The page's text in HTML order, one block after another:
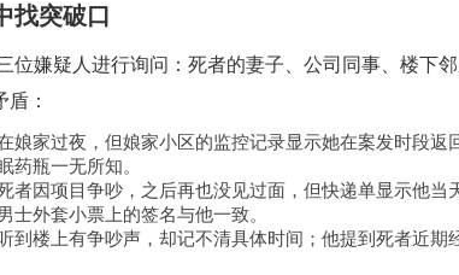
找突破口
位嫌疑人进行询问：死者的妻子、公司同事、楼下
：
娘家过夜，但娘家小区的监控记录显示她在案发时段
药瓶一无所知。
者因项目争吵，之后再也没见过面，但快递单显示他当
士外套小票上的签名与他一致。
到楼上有争吵声，却记不清具体时间；他提到死者近